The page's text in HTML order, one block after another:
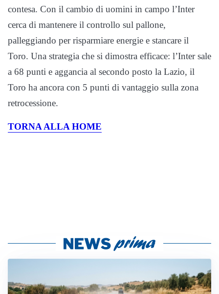
contesa. Con il cambio di uomini in campo l’Inter
cerca di mantenere il controllo sul pallone,
palleggiando per risparmiare energie e stancare il
Toro. Una strategia che si dimostra efficace: l’Inter sale
a 68 punti e aggancia al secondo posto la Lazio, il
Toro ha ancora con 5 punti di vantaggio sulla zona
retrocessione.
TORNA ALLA HOME